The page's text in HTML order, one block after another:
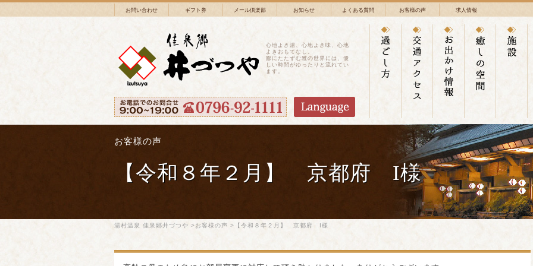
お問い合わせ ギフト券 メール倶楽部 お知らせ よくある質問 お客様の声 求人情報
心地よき湯、心地よき味、心地
よきおもてなし。
鄙にたたずむ雅の世界には、優
しい時間がゆったりと流れてい
ます。
お客様の声
【令和８年２月】 京都府 I様
湯村温泉 佳泉郷井づつや >お客様の声 >【令和８年２月】 京都府 I様